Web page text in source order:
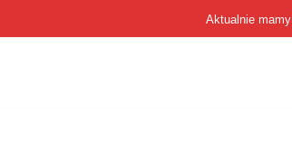
Aktualnie mamy